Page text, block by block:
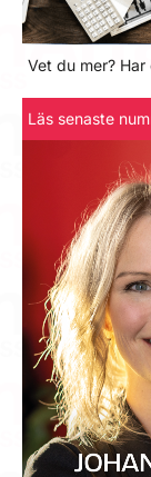
Vet du mer?
Läs senaste